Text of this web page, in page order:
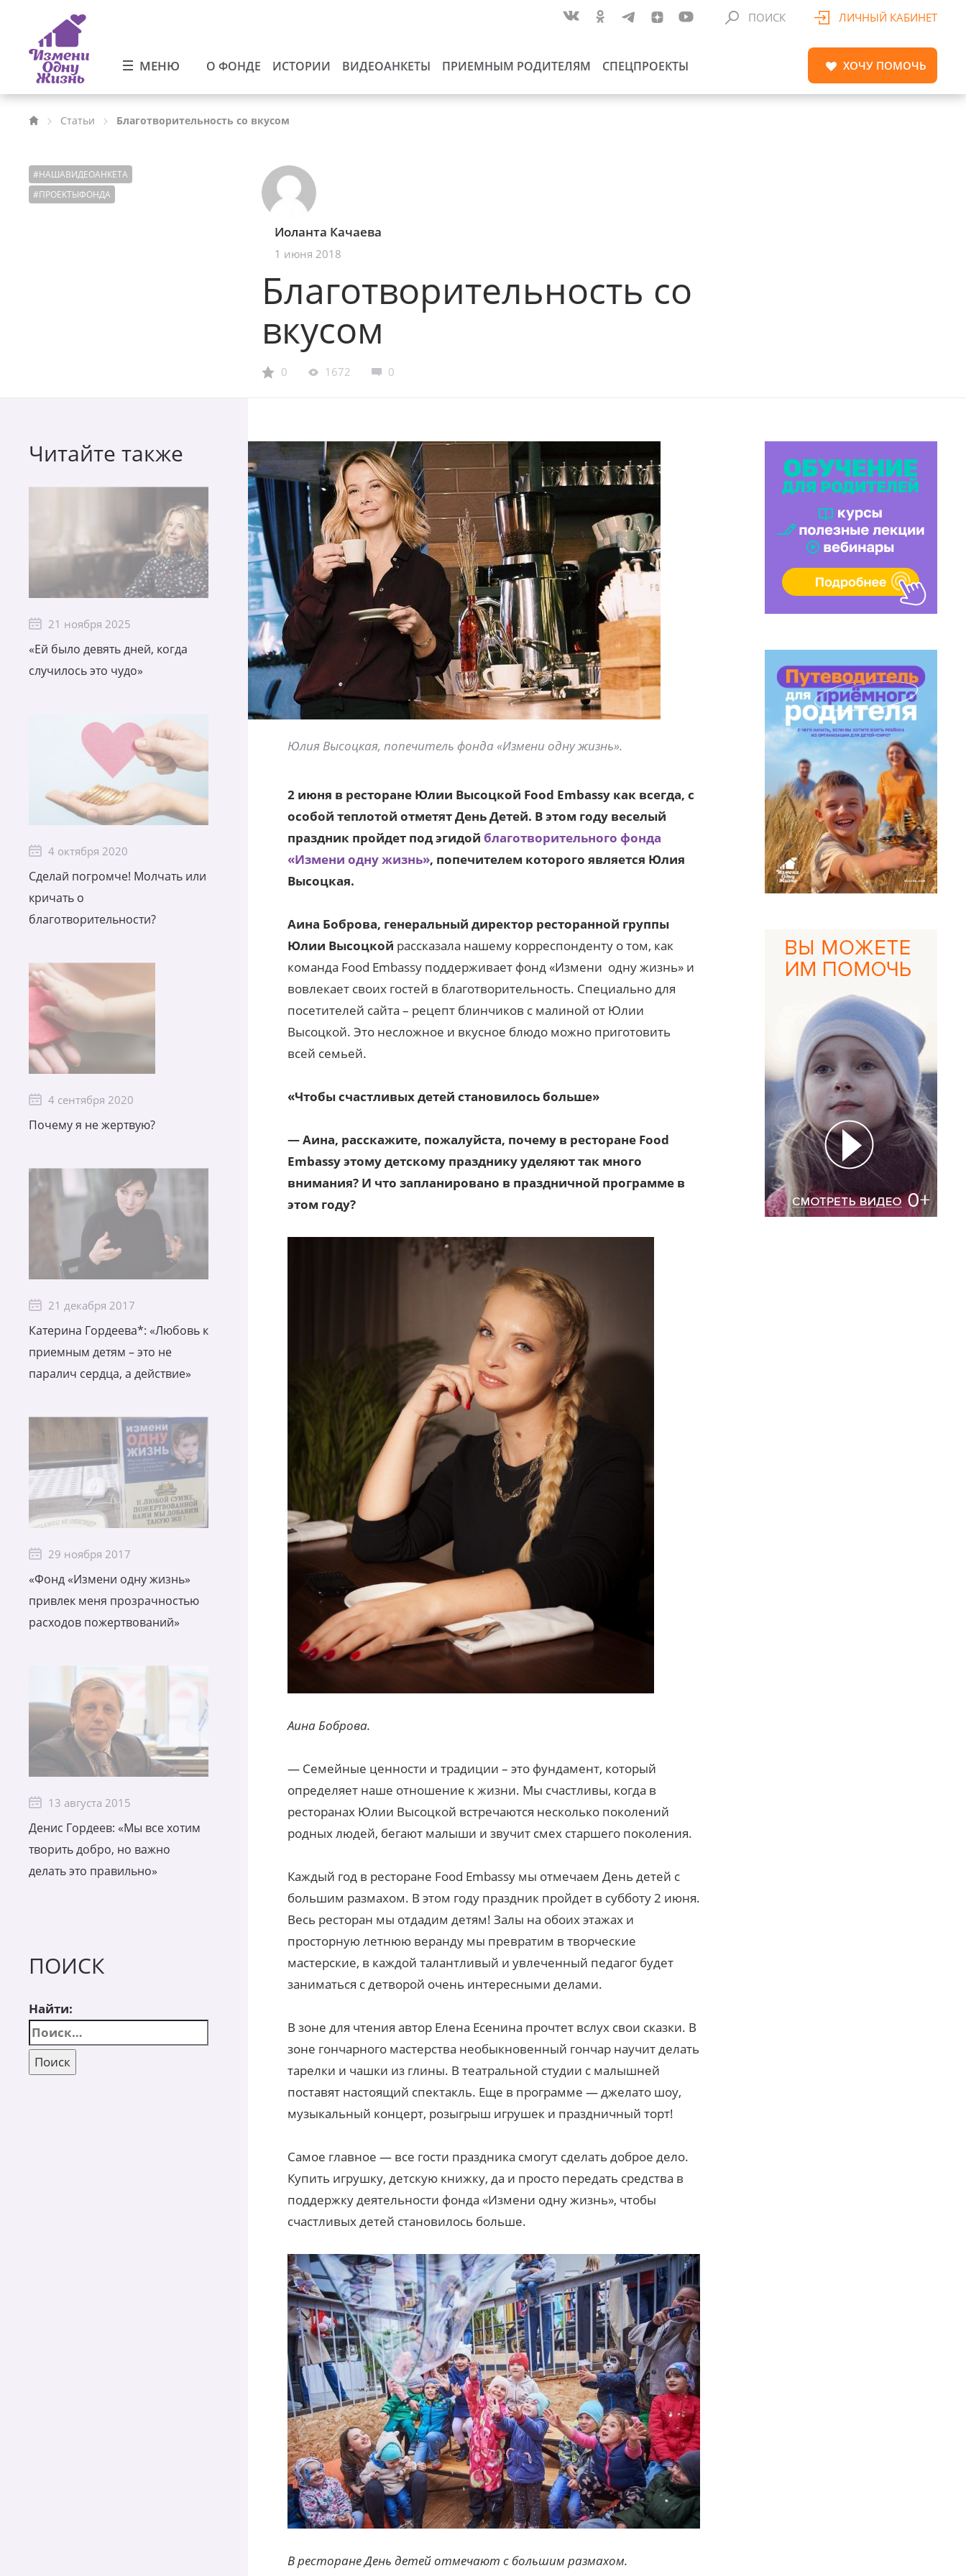
МЕНЮ О ФОНДЕ ИСТОРИИ ВИДЕОАНКЕТЫ ПРИЕМНЫМ РОДИТЕЛЯМ СПЕЦПРОЕКТЫ
ПОИСК ЛИЧНЫЙ КАБИНЕТ
ХОЧУ ПОМОЧЬ
Статьи Благотворительность со вкусом
#НАШАВИДЕОАНКЕТА
#ПРОЕКТЫФОНДА
Иоланта Качаева
1 июня 2018
Благотворительность со
вкусом
0 1672 0
Читайте также
21 ноября 2025
«Ей было девять дней, когда
случилось это чудо»
4 октября 2020
Сделай погромче! Молчать или
кричать о
благотворительности?
4 сентября 2020
Почему я не жертвую?
21 декабря 2017
Катерина Гордеева*: «Любовь к
приемным детям – это не
паралич сердца, а действие»
29 ноября 2017
«Фонд «Измени одну жизнь»
привлек меня прозрачностью
расходов пожертвований»
13 августа 2015
Денис Гордеев: «Мы все хотим
творить добро, но важно
делать это правильно»
ПОИСК
Найти:
Юлия Высоцкая, попечитель фонда «Измени одну жизнь».
2 июня в ресторане Юлии Высоцкой Food Embassy как всегда, с
особой теплотой отметят День Детей. В этом году веселый
праздник пройдет под эгидой благотворительного фонда
«Измени одну жизнь», попечителем которого является Юлия
Высоцкая.
Аина Боброва, генеральный директор ресторанной группы
Юлии Высоцкой рассказала нашему корреспонденту о том, как
команда Food Embassy поддерживает фонд «Измени одну жизнь» и
вовлекает своих гостей в благотворительность. Специально для
посетителей сайта – рецепт блинчиков с малиной от Юлии
Высоцкой. Это несложное и вкусное блюдо можно приготовить
всей семьей.
«Чтобы счастливых детей становилось больше»
— Аина, расскажите, пожалуйста, почему в ресторане Food
Embassy этому детскому празднику уделяют так много
внимания? И что запланировано в праздничной программе в
этом году?
Аина Боброва.
— Семейные ценности и традиции – это фундамент, который
определяет наше отношение к жизни. Мы счастливы, когда в
ресторанах Юлии Высоцкой встречаются несколько поколений
родных людей, бегают малыши и звучит смех старшего поколения.
Каждый год в ресторане Food Embassy мы отмечаем День детей с
большим размахом. В этом году праздник пройдет в субботу 2 июня.
Весь ресторан мы отдадим детям! Залы на обоих этажах и
просторную летнюю веранду мы превратим в творческие
мастерские, в каждой талантливый и увлеченный педагог будет
заниматься с детворой очень интересными делами.
В зоне для чтения автор Елена Есенина прочтет вслух свои сказки. В
зоне гончарного мастерства необыкновенный гончар научит делать
тарелки и чашки из глины. В театральной студии с малышней
поставят настоящий спектакль. Еще в программе — джелато шоу,
музыкальный концерт, розыгрыш игрушек и праздничный торт!
Самое главное — все гости праздника смогут сделать доброе дело.
Купить игрушку, детскую книжку, да и просто передать средства в
поддержку деятельности фонда «Измени одну жизнь», чтобы
счастливых детей становилось больше.
В ресторане День детей отмечают с большим размахом.